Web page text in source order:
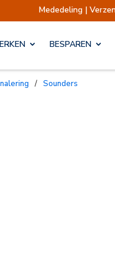
| Verzendingen opgeschort
BESPAREN
/ Sounders